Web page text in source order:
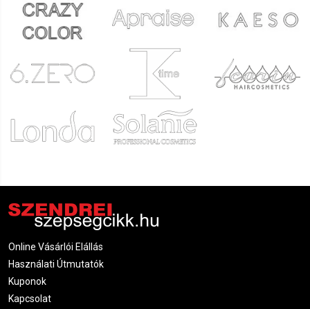
Online Vásárlói Elállás
Használati Útmutatók
Kuponok
Kapcsolat